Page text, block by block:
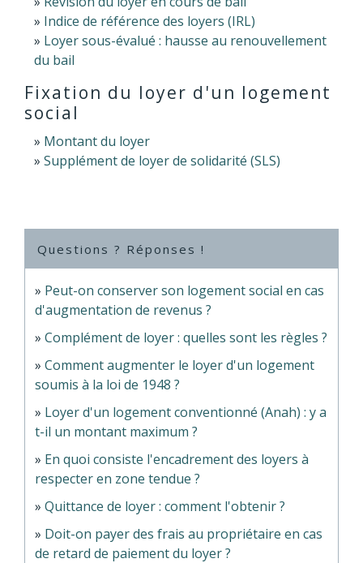
Indice de référence des loyers (IRL)
Loyer sous-évalué : hausse au renouvellement
du bail
Fixation du loyer d'un logement
social
Montant du loyer
Supplément de loyer de solidarité (SLS)
Questions ? Réponses !
Peut-on conserver son logement social en cas
d'augmentation de revenus ?
Complément de loyer : quelles sont les règles ?
Comment augmenter le loyer d'un logement
soumis à la loi de 1948 ?
Loyer d'un logement conventionné (Anah) : y a
t-il un montant maximum ?
En quoi consiste l'encadrement des loyers à
respecter en zone tendue ?
Quittance de loyer : comment l'obtenir ?
Doit-on payer des frais au propriétaire en cas
de retard de paiement du loyer ?